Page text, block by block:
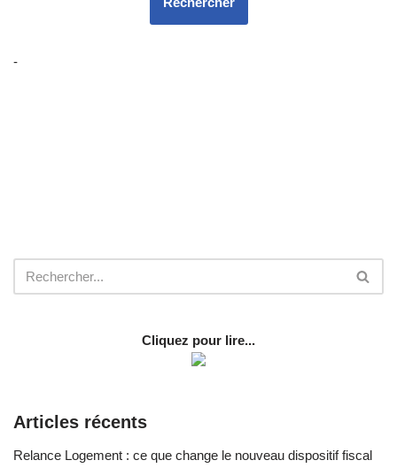
-
Cliquez pour lire...
Articles récents
Relance Logement : ce que change le nouveau dispositif fiscal